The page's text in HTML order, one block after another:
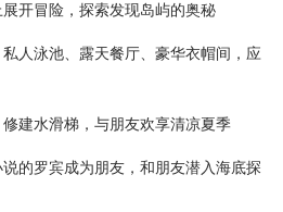
开冒险，探索发现岛屿的奥秘
人泳池、露天餐厅、豪华衣帽间，应
建水滑梯，与朋友欢享清凉夏季
的罗宾成为朋友，和朋友潜入海底探